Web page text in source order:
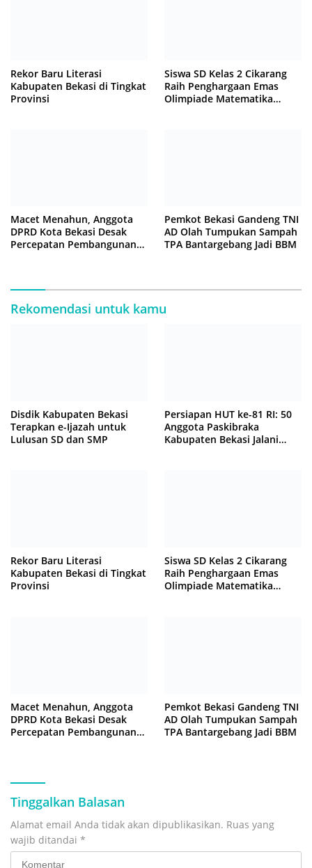
Rekor Baru Literasi
Kabupaten Bekasi di Tingkat
Provinsi
Siswa SD Kelas 2 Cikarang
Raih Penghargaan Emas
Olimpiade Matematika
Macet Menahun, Anggota
DPRD Kota Bekasi Desak
Percepatan Pembangunan
Pemkot Bekasi Gandeng TNI
AD Olah Tumpukan Sampah
TPA Bantargebang Jadi BBM
Rekomendasi untuk kamu
Disdik Kabupaten Bekasi
Terapkan e-Ijazah untuk
Lulusan SD dan SMP
Persiapan HUT ke-81 RI: 50
Anggota Paskibraka
Kabupaten Bekasi Jalani
Rekor Baru Literasi
Kabupaten Bekasi di Tingkat
Provinsi
Siswa SD Kelas 2 Cikarang
Raih Penghargaan Emas
Olimpiade Matematika
Macet Menahun, Anggota
DPRD Kota Bekasi Desak
Percepatan Pembangunan
Pemkot Bekasi Gandeng TNI
AD Olah Tumpukan Sampah
TPA Bantargebang Jadi BBM
Tinggalkan Balasan
Alamat email Anda tidak akan dipublikasikan. Ruas yang
wajib ditandai *